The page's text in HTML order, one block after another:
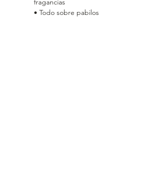
fragancias
• Todo sobre pabilos